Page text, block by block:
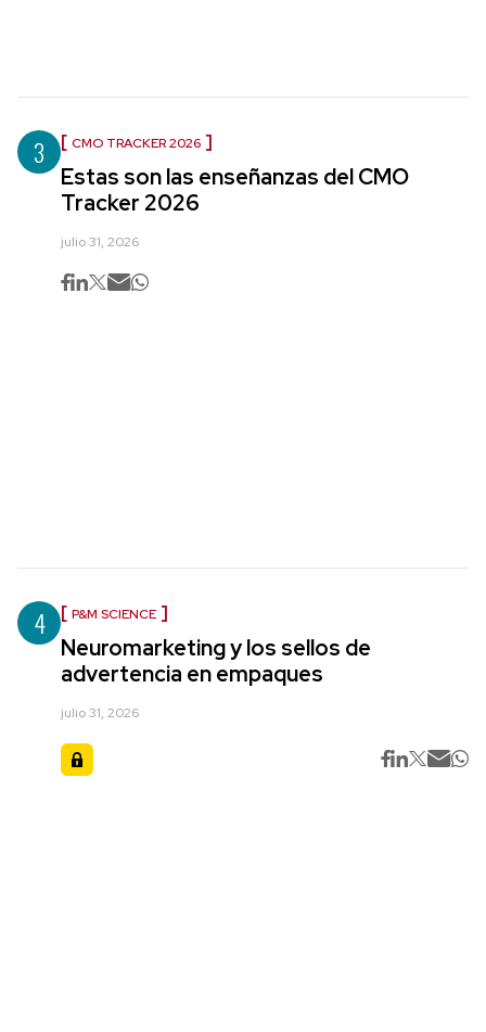
3 CMO TRACKER 2026
Estas son las enseñanzas del CMO
Tracker 2026
julio 31, 2026
4 P&M SCIENCE
Neuromarketing y los sellos de
advertencia en empaques
julio 31, 2026